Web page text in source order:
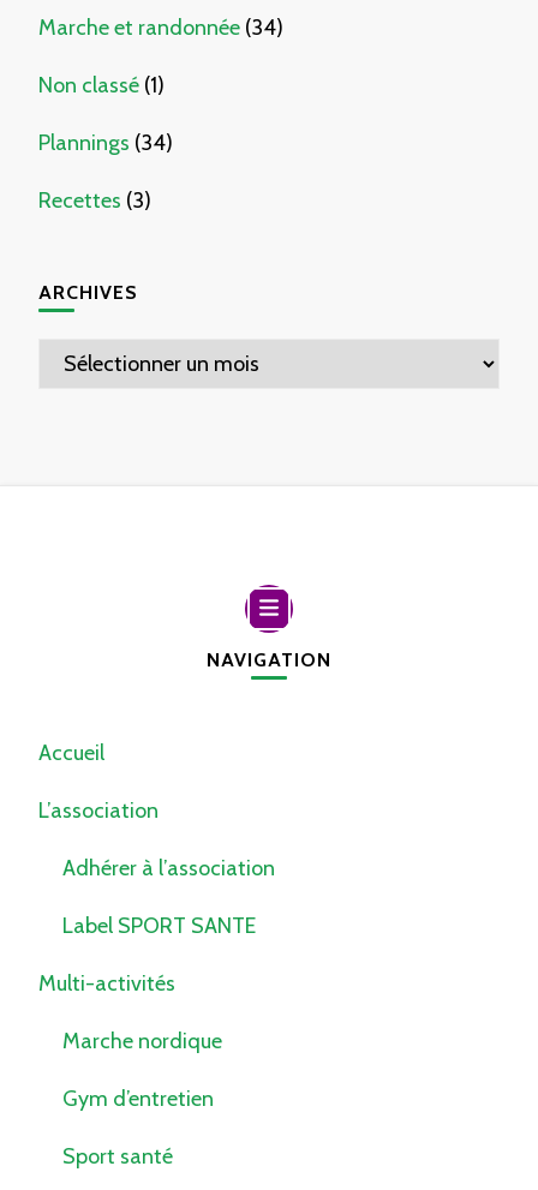
Marche et randonnée (34)
Non classé (1)
Plannings (34)
Recettes (3)
ARCHIVES
Archives
NAVIGATION
Accueil
L’association
Adhérer à l’association
Label SPORT SANTE
Multi-activités
Marche nordique
Gym d’entretien
Sport santé